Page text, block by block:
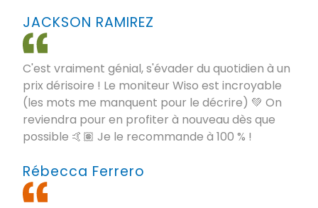
JACKSON RAMIREZ
C'est vraiment génial, s'évader du quotidien à un
prix dérisoire ! Le moniteur Wiso est incroyable
(les mots me manquent pour le décrire) 💚 On
reviendra pour en profiter à nouveau dès que
possible 🤙🏽 Je le recommande à 100 % !
Rébecca Ferrero